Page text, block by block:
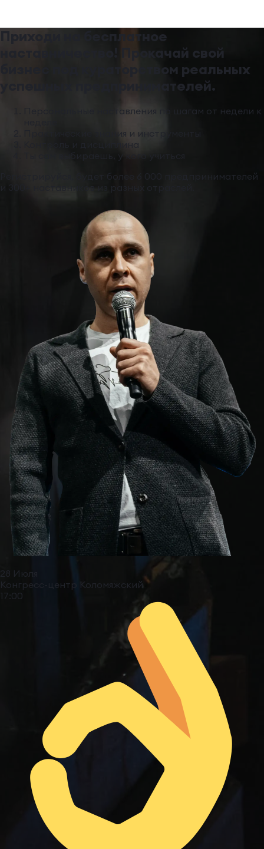
Приходи на бесплатное
наставничество! Прокачай свой
бизнес под кураторством реальных
успешных предпринимателей.
Персональные наставления по шагам от недели к
Практические знания и инструменты
Контроль и дисциплина
Ты сам выбираешь, у кого учиться
Регистрируйся, будет более 6 000 предпринимателей
и 300+ наставников из разных отраслей.
28 Июля
Конгресс-центр Коломяжский
17:00